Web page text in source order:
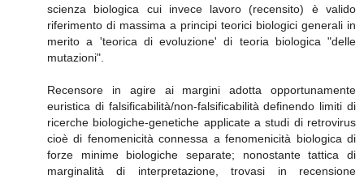
scienza biologica cui invece lavoro (recensito) è valido
riferimento di massima a principi teorici biologici generali in
merito a 'teorica di evoluzione' di teoria biologica "delle
mutazioni".
Recensore in agire ai margini adotta opportunamente
euristica di falsificabilità/non-falsificabilità definendo limiti di
ricerche biologiche-genetiche applicate a studi di retrovirus
cioè di fenomenicità connessa a fenomenicità biologica di
forze minime biologiche separate; nonostante tattica di
marginalità di interpretazione, trovasi in recensione